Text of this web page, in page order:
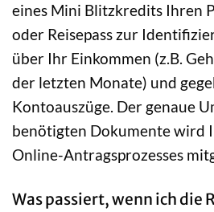
eines Mini Blitzkredits Ihren
oder Reisepass zur
über Ihr Einkommen (z.B.
der letzten Monate) und
Kontoauszüge. Der genaue
benötigten Dokumente wird
Online-Antragsprozesses
Was passiert, wenn ich die